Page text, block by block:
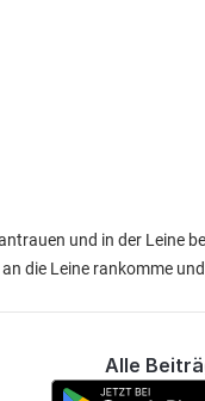
und in der Leine
die Leine rankomme
Alle